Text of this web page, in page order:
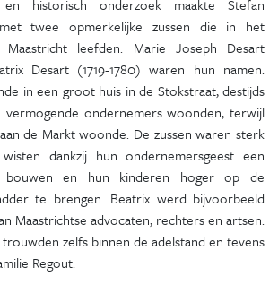
en historisch onderzoek maakte Stefan
twee opmerkelijke zussen die in het
Maastricht leefden. Marie Joseph Desart
Desart (1719-1780) waren hun namen.
in een groot huis in de Stokstraat, destijds
ondernemers woonden, terwijl
de Markt woonde. De zussen waren sterk
dankzij hun ondernemersgeest een
en hun kinderen hoger op de
te brengen. Beatrix werd bijvoorbeeld
Maastrichtse advocaten, rechters en artsen.
zelfs binnen de adelstand en tevens
Regout.